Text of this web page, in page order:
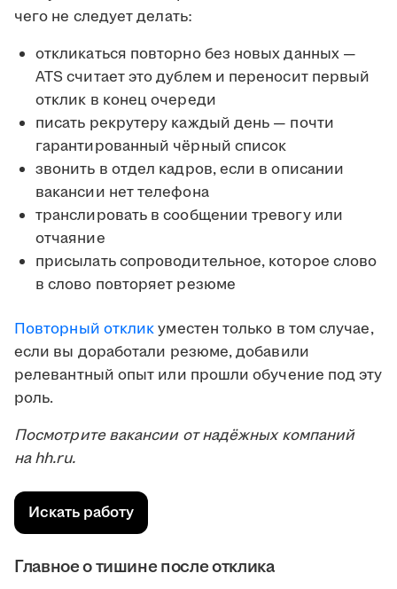
чего не следует делать:
откликаться повторно без новых данных —
ATS считает это дублем и переносит первый
отклик в конец очереди
писать рекрутеру каждый день — почти
гарантированный чёрный список
звонить в отдел кадров, если в описании
вакансии нет телефона
транслировать в сообщении тревогу или
отчаяние
присылать сопроводительное, которое слово
в слово повторяет резюме
Повторный откликуместен только в том случае,
если вы доработали резюме, добавили
релевантный опыт или прошли обучение под эту
роль.
Посмотрите вакансии от надёжных компаний
на hh.ru.
Искать работу
Главное о тишине после отклика